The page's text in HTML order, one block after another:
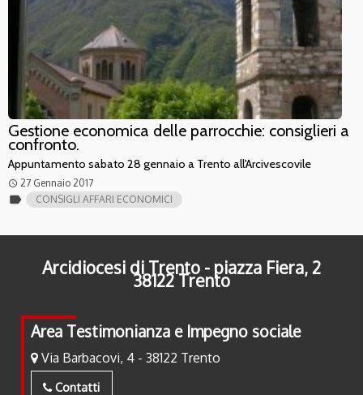
Gestione economica delle parrocchie: consiglieri a
confronto.
Appuntamento sabato 28 gennaio a Trento all'Arcivescovile
access_time 27 Gennaio 2017
label CONSIGLI AFFARI ECONOMICI
Arcidiocesi di Trento - piazza Fiera, 2
38122 Trento
Area Testimonianza e Impegno sociale
Via Barbacovi, 4 - 38122 Trento
Contatti